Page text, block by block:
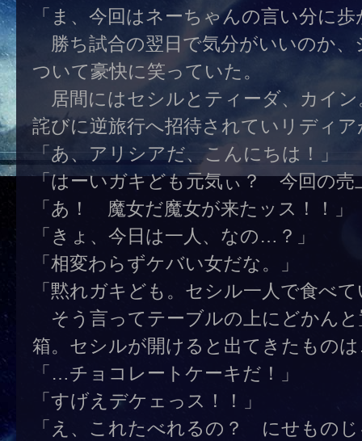
「ま、今回はネーちゃんの言い分に
勝ち試合の翌日で気分がいいのか
ついて豪快に笑っていた。
居間にはセシルとティーダ、カイ
詫びに逆旅行へ招待されていリディ
「あ、アリシアだ、こんにちは！」
「はーいガキども元気ぃ？ 今回の
「あ！ 魔女だ魔女が来たッス！！」
「きょ、今日は一人、なの…？」
「相変わらずケバい女だな。」
「黙れガキども。セシル一人で食べ
そう言ってテーブルの上にどかん
箱。セシルが開けると出てきたもの
「…チョコレートケーキだ！」
「すげえデケェっス！！」
「え、これたべれるの？ にせもの